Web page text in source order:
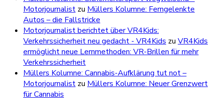
Motorjournalist zu Müllers Kolumne: Ferngelenkte
Autos – die Fallstricke
Motorjournalist berichtet über VR4Kids:
Verkehrssicherheit neu gedacht - VR4Kids zu VR4Kids
ermöglicht neue Lernmethoden: VR-Brillen für mehr
Verkehrssicherheit
Müllers Kolumne: Cannabis-Aufklärung tut not –
Motorjournalist zu Müllers Kolumne: Neuer Grenzwert
für Cannabis